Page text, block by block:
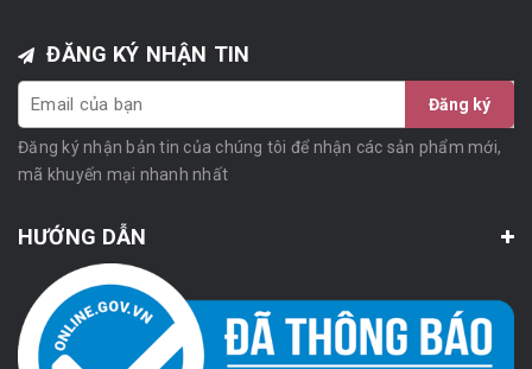
ĐĂNG KÝ NHẬN TIN
Đăng ký
Đăng ký nhận bản tin của chúng tôi để nhận các sản phẩm mới,
mã khuyến mại nhanh nhất
HƯỚNG DẪN